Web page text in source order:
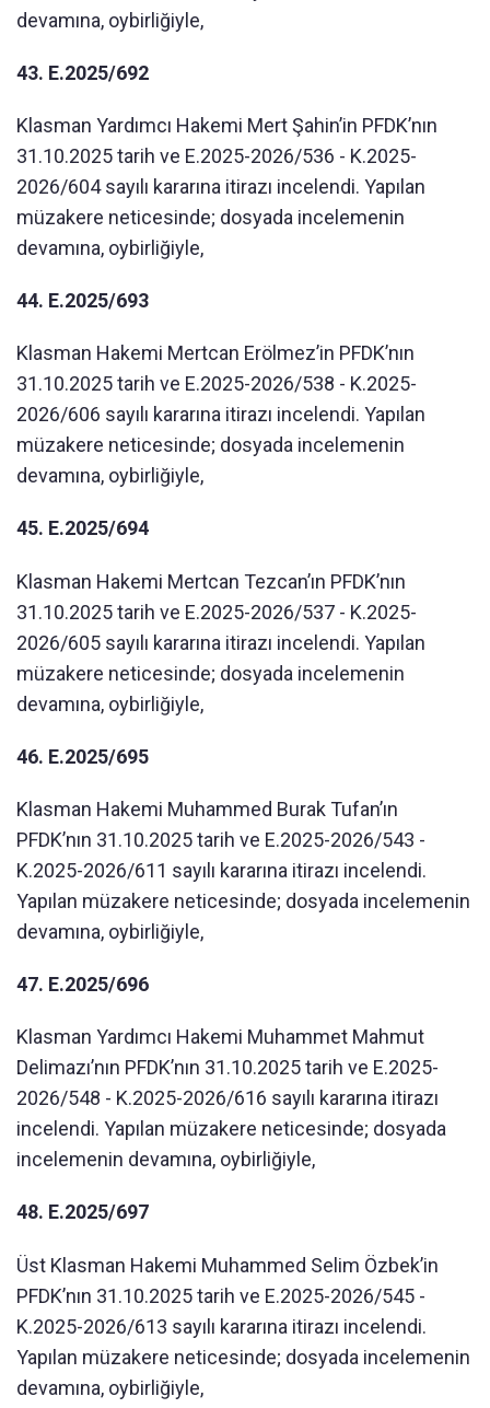
devamına, oybirliğiyle,
43. E.2025/692
Klasman Yardımcı Hakemi Mert Şahin’in PFDK’nın
31.10.2025 tarih ve E.2025-2026/536 - K.2025-
2026/604 sayılı kararına itirazı incelendi. Yapılan
müzakere neticesinde; dosyada incelemenin
devamına, oybirliğiyle,
44. E.2025/693
Klasman Hakemi Mertcan Erölmez’in PFDK’nın
31.10.2025 tarih ve E.2025-2026/538 - K.2025-
2026/606 sayılı kararına itirazı incelendi. Yapılan
müzakere neticesinde; dosyada incelemenin
devamına, oybirliğiyle,
45. E.2025/694
Klasman Hakemi Mertcan Tezcan’ın PFDK’nın
31.10.2025 tarih ve E.2025-2026/537 - K.2025-
2026/605 sayılı kararına itirazı incelendi. Yapılan
müzakere neticesinde; dosyada incelemenin
devamına, oybirliğiyle,
46. E.2025/695
Klasman Hakemi Muhammed Burak Tufan’ın
PFDK’nın 31.10.2025 tarih ve E.2025-2026/543 -
K.2025-2026/611 sayılı kararına itirazı incelendi.
Yapılan müzakere neticesinde; dosyada incelemenin
devamına, oybirliğiyle,
47. E.2025/696
Klasman Yardımcı Hakemi Muhammet Mahmut
Delimazı’nın PFDK’nın 31.10.2025 tarih ve E.2025-
2026/548 - K.2025-2026/616 sayılı kararına itirazı
incelendi. Yapılan müzakere neticesinde; dosyada
incelemenin devamına, oybirliğiyle,
48. E.2025/697
Üst Klasman Hakemi Muhammed Selim Özbek’in
PFDK’nın 31.10.2025 tarih ve E.2025-2026/545 -
K.2025-2026/613 sayılı kararına itirazı incelendi.
Yapılan müzakere neticesinde; dosyada incelemenin
devamına, oybirliğiyle,